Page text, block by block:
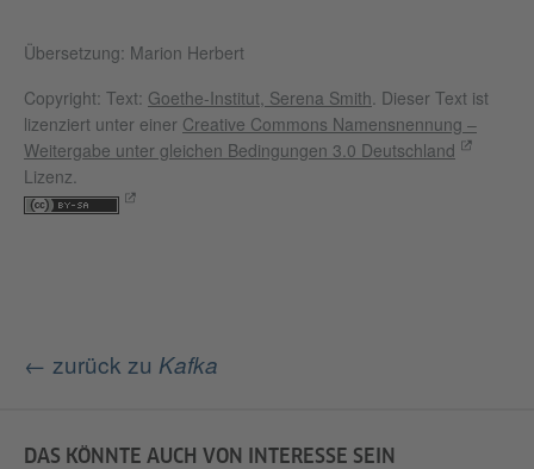
Übersetzung: Marion Herbert
Copyright: Text: Goethe-Institut, Serena Smith . Dieser Text ist
lizenziert unter einer Creative Commons Namensnennung –
Weitergabe unter gleichen Bedingungen 3.0 Deutschland
Lizenz.
← zurück zu Kafka
DAS KÖNNTE AUCH VON INTERESSE SEIN